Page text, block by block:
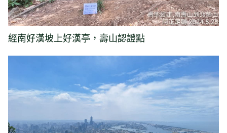
經南好漢坡上好漢亭，壽山認證點